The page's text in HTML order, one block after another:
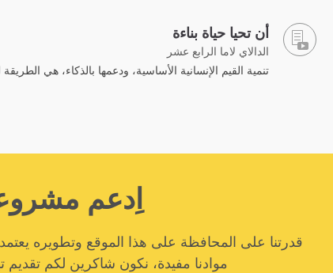
أن تحيا حياة بناءة
الدالاي لاما الرابع عشر
تنمية القيم الإنسانية الأساسية، ودعمها بالذكاء، هي الطريقة
اِدعم
قدرتنا على المحافظة على هذا الموقع وتطويره
موادنا مفيدة، نكون شاكرين لكم